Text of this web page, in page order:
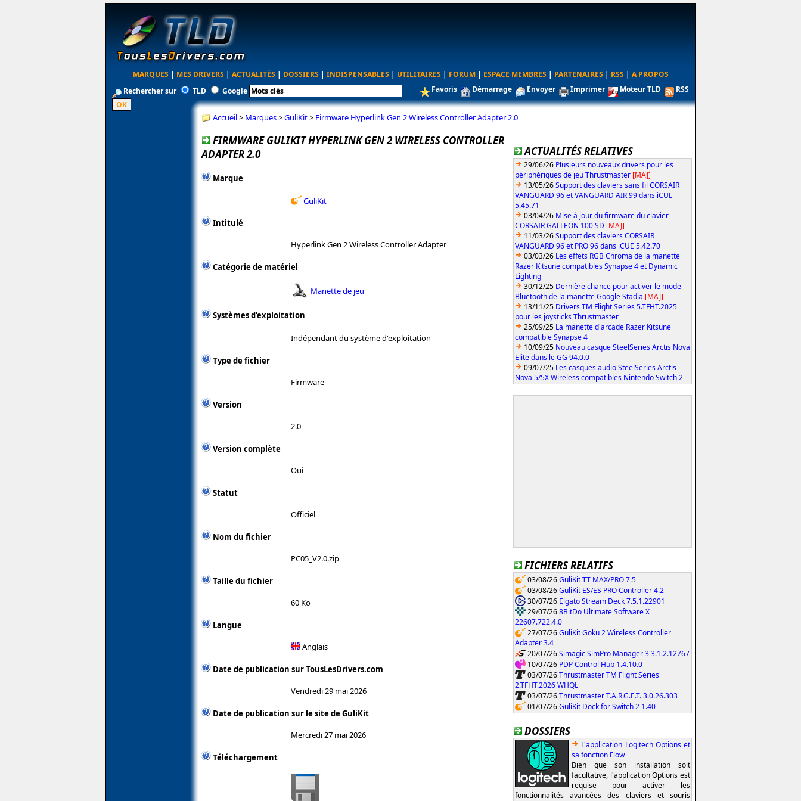
MARQUES | MES DRIVERS | ACTUALITÉS | DOSSIERS | INDISPENSABLES | UTILITAIRES | FORUM | ESPACE MEMBRES | PARTENAIRES | RSS | A PROPOS
Rechercher sur
TLD Google Favoris Démarrage Envoyer Imprimer Moteur TLD RSS
Accueil> Marques>GuliKit> Firmware Hyperlink Gen 2 Wireless Controller Adapter 2.0
FIRMWARE GULIKIT HYPERLINK GEN 2 WIRELESS CONTROLLER
ADAPTER 2.0
Marque
GuliKit
Intitulé
Hyperlink Gen 2 Wireless Controller Adapter
Catégorie de matériel
Manette de jeu
Systèmes d'exploitation
Indépendant du système d'exploitation
Type de fichier
Firmware
Version
2.0
Version complète
Oui
Statut
Officiel
Nom du fichier
PC05_V2.0.zip
Taille du fichier
60 Ko
Langue
Anglais
Date de publication sur TousLesDrivers.com
Vendredi 29 mai 2026
Date de publication sur le site de GuliKit
Mercredi 27 mai 2026
Téléchargement
ACTUALITÉS RELATIVES
29/06/26 Plusieurs nouveaux drivers pour les
périphériques de jeu Thrustmaster [MAJ]
13/05/26Support des claviers sans fil CORSAIR
VANGUARD 96 et VANGUARD AIR 99 dans iCUE
5.45.71
03/04/26 Mise à jour du firmware du clavier
CORSAIR GALLEON 100 SD [MAJ]
11/03/26Support des claviers CORSAIR
VANGUARD 96 et PRO 96 dans iCUE 5.42.70
03/03/26 Les effets RGB Chroma de la manette
Razer Kitsune compatibles Synapse 4 et Dynamic
Lighting
30/12/25 Dernière chance pour activer le mode
Bluetooth de la manette Google Stadia [MAJ]
13/11/25 Drivers TM Flight Series 5.TFHT.2025
pour les joysticks Thrustmaster
25/09/25 La manette d'arcade Razer Kitsune
compatible Synapse 4
10/09/25 Nouveau casque SteelSeries Arctis Nova
Elite dans le GG 94.0.0
09/07/25 Les casques audio SteelSeries Arctis
Nova 5/5X Wireless compatibles Nintendo Switch 2
FICHIERS RELATIFS
03/08/26GuliKit TT MAX/PRO 7.5
03/08/26GuliKit ES/ES PRO Controller 4.2
30/07/26 Elgato Stream Deck 7.5.1.22901
29/07/268BitDo Ultimate Software X
22607.722.4.0
27/07/26GuliKit Goku 2 Wireless Controller
Adapter 3.4
20/07/26Simagic SimPro Manager 3 3.1.2.12767
10/07/26 PDP Control Hub 1.4.10.0
03/07/26Thrustmaster TM Flight Series
2.TFHT.2026 WHQL
03/07/26Thrustmaster T.A.R.G.E.T. 3.0.26.303
01/07/26GuliKit Dock for Switch 2 1.40
DOSSIERS
L'application Logitech Options et
sa fonction Flow
Bien que son installation soit
facultative, l'application Options est
requise pour activer les
fonctionnalités avancées des claviers et souris